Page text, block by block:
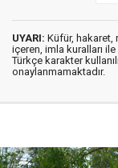
UYARI: Küfür, hakaret,
içeren, imla kuralları ile
Türkçe karakter
onaylanmamaktadır.